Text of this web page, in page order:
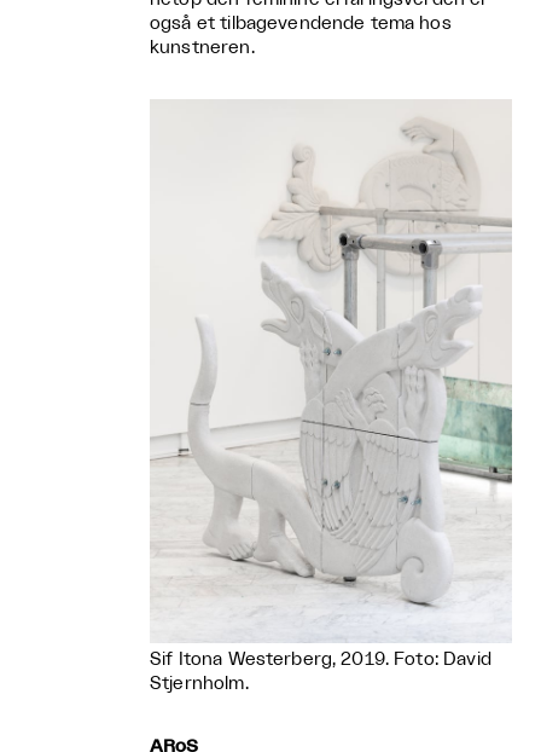
også et tilbagevendende tema hos
kunstneren.
Sif Itona Westerberg, 2019. Foto: David
Stjernholm.
ARoS